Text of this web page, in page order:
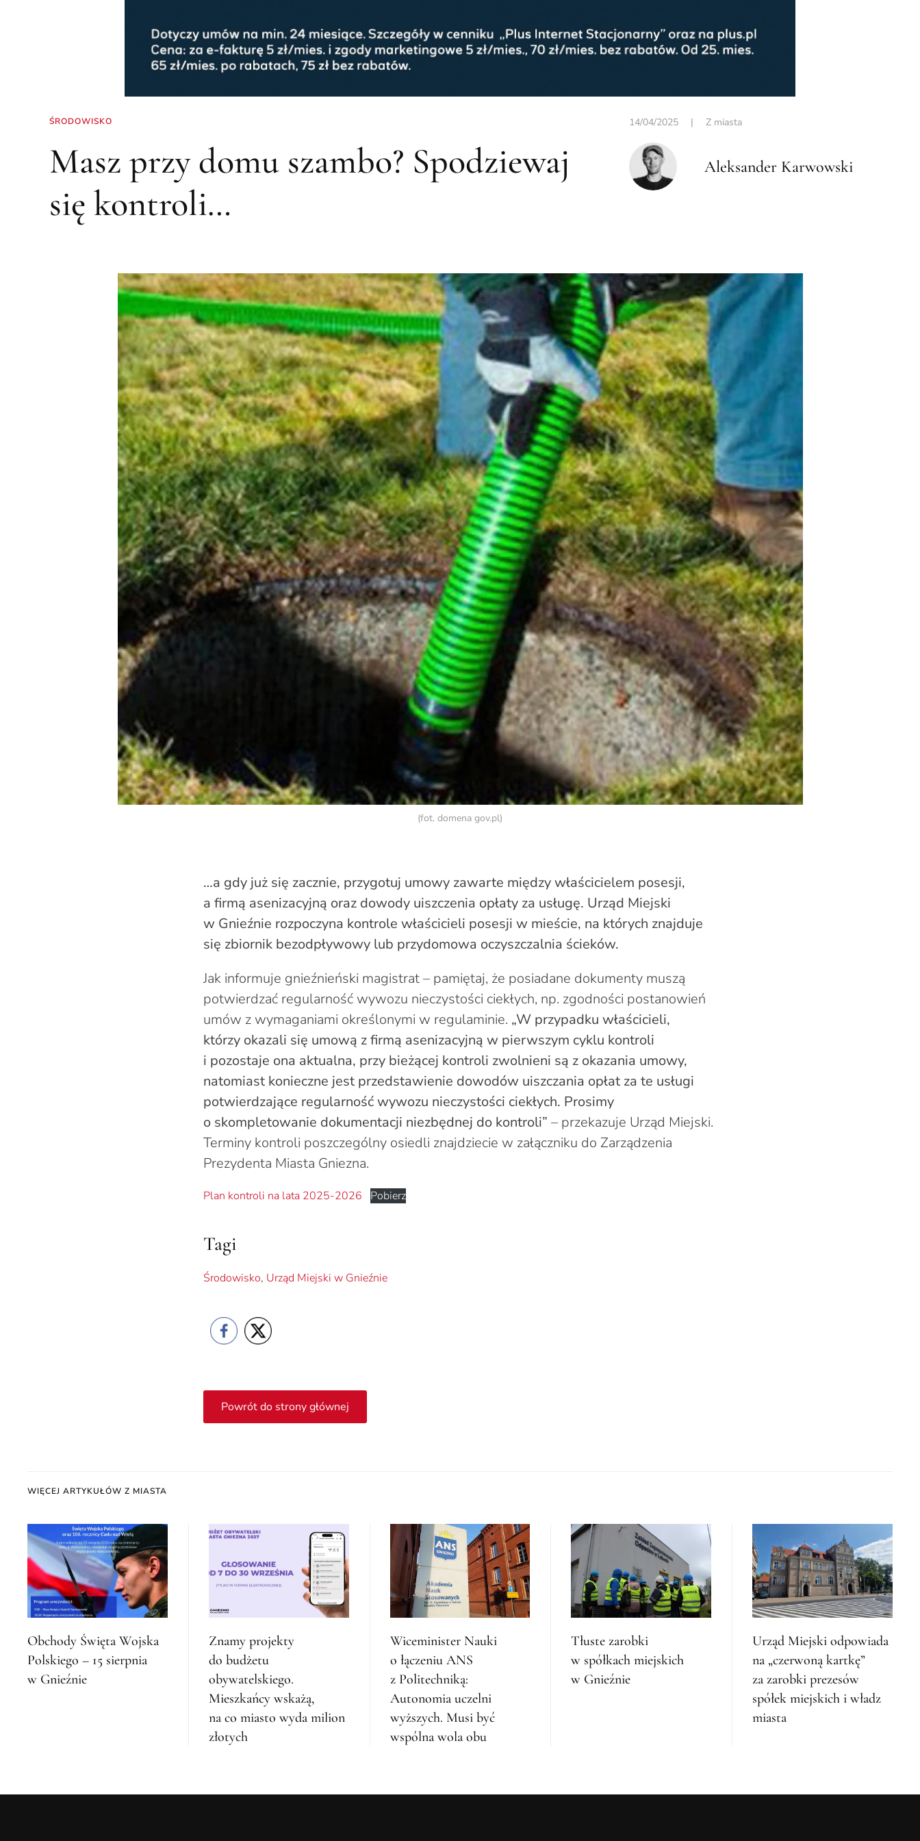
ŚRODOWISKO
Masz przy domu szambo? Spodziewaj
się kontroli…
14/04/2025| Z miasta
Aleksander Karwowski
(fot. domena gov.pl)
…a gdy już się zacznie, przygotuj umowy zawarte między właścicielem posesji,
a firmą asenizacyjną oraz dowody uiszczenia opłaty za usługę. Urząd Miejski
w Gnieźnie rozpoczyna kontrole właścicieli posesji w mieście, na których znajduje
się zbiornik bezodpływowy lub przydomowa oczyszczalnia ścieków.
Jak informuje gnieźnieński magistrat – pamiętaj, że posiadane dokumenty muszą
potwierdzać regularność wywozu nieczystości ciekłych, np. zgodności postanowień
umów z wymaganiami określonymi w regulaminie. „W przypadku właścicieli,
którzy okazali się umową z firmą asenizacyjną w pierwszym cyklu kontroli
i pozostaje ona aktualna, przy bieżącej kontroli zwolnieni są z okazania umowy,
natomiast konieczne jest przedstawienie dowodów uiszczania opłat za te usługi
potwierdzające regularność wywozu nieczystości ciekłych. Prosimy
o skompletowanie dokumentacji niezbędnej do kontroli” – przekazuje Urząd Miejski.
Terminy kontroli poszczególny osiedli znajdziecie w załączniku do Zarządzenia
Prezydenta Miasta Gniezna.
Plan kontroli na lata 2025-2026 Pobierz
Tagi
Środowisko, Urząd Miejski w Gnieźnie
Powrót do strony głównej
WIĘCEJ ARTYKUŁÓW Z MIASTA
Obchody Święta Wojska
Polskiego – 15 sierpnia
w Gnieźnie
Znamy projekty
do budżetu
obywatelskiego.
Mieszkańcy wskażą,
na co miasto wyda milion
złotych
Wiceminister Nauki
o łączeniu ANS
z Politechniką:
Autonomia uczelni
wyższych. Musi być
wspólna wola obu
Tłuste zarobki
w spółkach miejskich
w Gnieźnie
Urząd Miejski odpowiada
na „czerwoną kartkę”
za zarobki prezesów
spółek miejskich i władz
miasta